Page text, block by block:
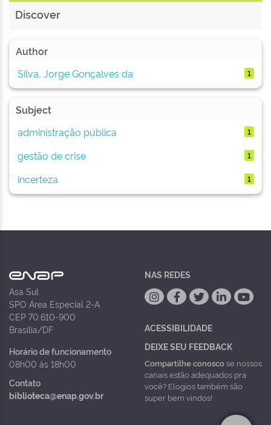
Discover
Author
Silva, Jorge Gonçalves da
1
Subject
administração pública
1
gestão de crise 1
incerteza 1
Asa Sul
SPO Área Especial 2-A
CEP 70.610-900
Brasília/DF
Horário de funcionamento
08h00 às 18h00
Contato
biblioteca@enap.gov.br
NAS REDES
ACESSIBILIDADE
DEIXE SEU FEEDBACK
Compartilhe conoscose nossos
canais estão adequados pra
você? Elogios também são
super bem vindos!